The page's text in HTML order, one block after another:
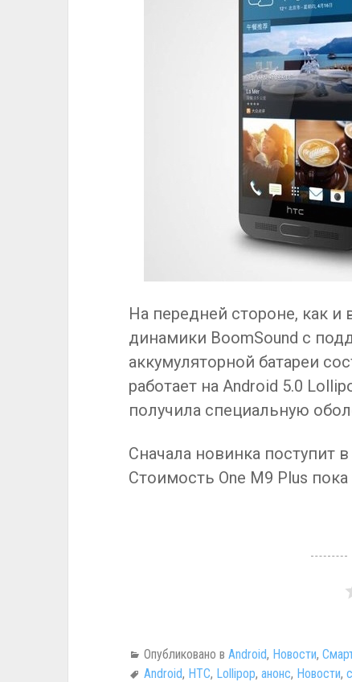
На передней стороне, как
динамики BoomSound с
аккумуляторной батареи
работает на Android 5.0
получила специальную
Сначала новинка поступит
Стоимость One M9 Plus
Опубликовано в Android, Новости,
Android, HTC, Lollipop, анонс, Новости,